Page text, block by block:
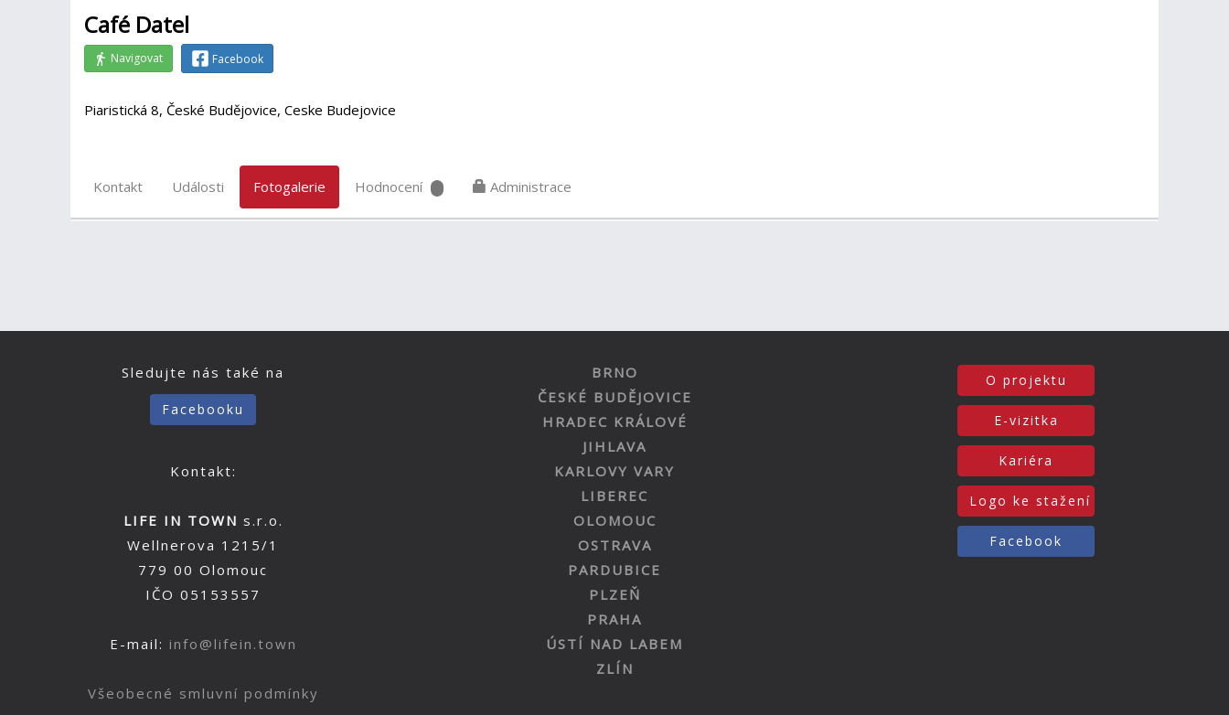
Café Datel
Navigovat Facebook
Piaristická 8, České Budějovice, Ceske Budejovice
Kontakt Události Fotogalerie Hodnocení Administrace
Sledujte nás také na
Facebooku
Kontakt:
LIFE IN TOWN s.r.o.
Wellnerova 1215/1
779 00 Olomouc
IČO 05153557
E-mail: info@lifein.town
Všeobecné smluvní podmínky
BRNO
ČESKÉ BUDĚJOVICE
HRADEC KRÁLOVÉ
JIHLAVA
KARLOVY VARY
LIBEREC
OLOMOUC
OSTRAVA
PARDUBICE
PLZEŇ
PRAHA
ÚSTÍ NAD LABEM
ZLÍN
O projektu
E-vizitka
Kariéra
Logo ke stažení
Facebook